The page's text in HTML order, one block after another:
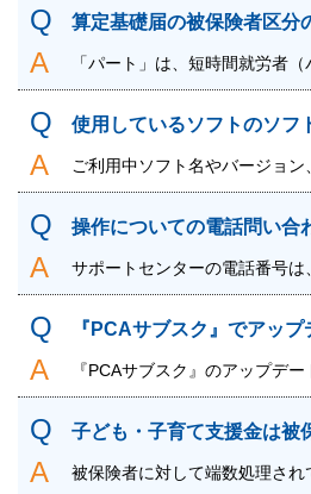
算定基礎届の被保険者区分
「パート」は、短時間就労者（
使用しているソフトのソフ
ご利用中ソフト名やバージョン
操作についての電話問い合
サポートセンターの電話番号は
『PCAサブスク』でアップ
『PCAサブスク』のアップデー
子ども・子育て支援金は被
被保険者に対して端数処理され